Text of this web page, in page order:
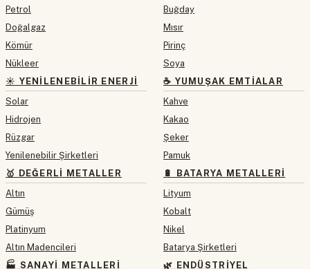
Petrol
Doğalgaz
Kömür
Nükleer
☀️ YENILENEBILIR ENERJI
Solar
Hidrojen
Rüzgar
Yenilenebilir Şirketleri
🥇 DEĞERLI METALLER
Altın
Gümüş
Platinyum
Altın Madencileri
🏭 SANAYI METALLERI
Buğday
Mısır
Pirinç
Soya
☕ YUMUŞAK EMTIALAR
Kahve
Kakao
Şeker
Pamuk
🔋 BATARYA METALLERI
Lityum
Kobalt
Nikel
Batarya Şirketleri
🌿 ENDÜSTRIYEL